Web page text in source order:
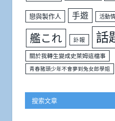
戀與製作人 手遊 活動
艦これ 訃報 話
關於我轉生變成史萊姆這檔事
青春豬頭少年不會夢到兔女郎學姐
搜索文章